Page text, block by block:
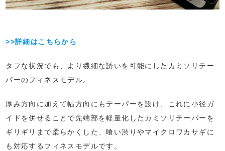
>>詳細はこちらから
タフな状況でも、より繊細な誘いを可能にしたカミソリテー
パーのフィネスモデル。
厚み方向に加えて幅方向にもテーパーを設け、これに小径ガ
イドを併せることで先端部を軽量化したカミソリテーパーを
ギリギリまで柔らかくした、喰い渋りやマイクロワカサギに
も対応するフィネスモデルです。